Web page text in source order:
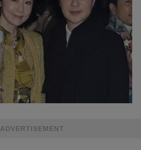
ADVERTISEMENT